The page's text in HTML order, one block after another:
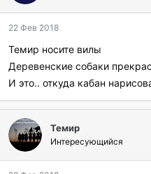
22 Фев 2018
Темир носите вилы
Деревенские собаки
И это.. откуда кабан
Темир
Интересующийся